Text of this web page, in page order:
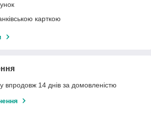
карткою
впродовж 14 днів за домовленістю